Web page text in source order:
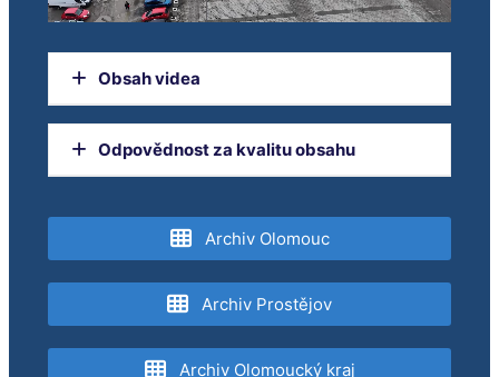
Obsah videa
Radnice vypsala soutěž na proměnu lokality
Nový onkologický pavilon ve FN otevřel
Zvířata v ZOO vloni prožrala 8 a půl milionu
korun
Jak roste hala na opravu RegioPanterů v
Odpovědnost za kvalitu obsahu
televizního vysílání je Rada pro rozhlasové a
televizní vysílání.
Archiv Olomouc
Archiv Prostějov
Archiv Olomoucký kraj